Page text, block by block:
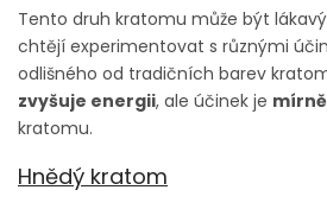
Tento druh kratomu může být
chtějí experimentovat s různými
odlišného od tradičních barev
zvyšuje energii, ale účinek je
kratomu.
Hnědý kratom